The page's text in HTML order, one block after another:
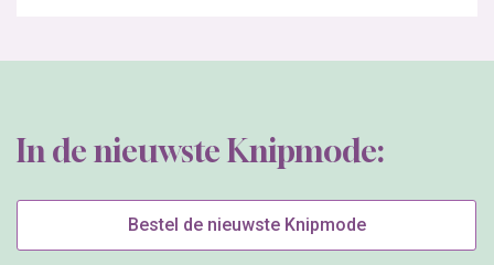
In de nieuwste Knipmode:
Bestel de nieuwste Knipmode